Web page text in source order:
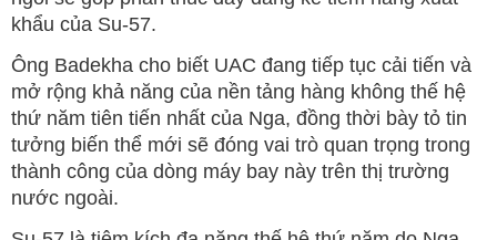
khẩu của Su-57.
Ông Badekha cho biết UAC đang tiếp tục cải tiến và
mở rộng khả năng của nền tảng hàng không thế hệ
thứ năm tiên tiến nhất của Nga, đồng thời bày tỏ tin
tưởng biến thể mới sẽ đóng vai trò quan trọng trong
thành công của dòng máy bay này trên thị trường
nước ngoài.